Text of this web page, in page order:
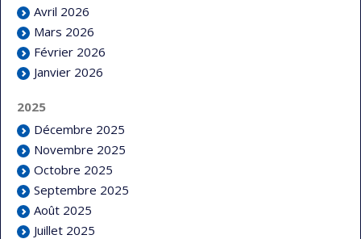
Avril 2026
Mars 2026
Février 2026
Janvier 2026
2025
Décembre 2025
Novembre 2025
Octobre 2025
Septembre 2025
Août 2025
Juillet 2025